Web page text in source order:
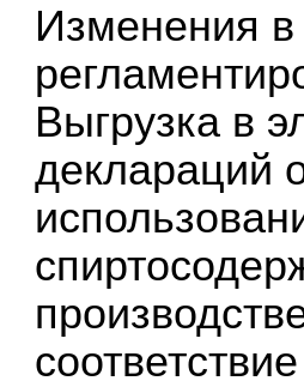
Изменения
Выгрузка в
деклараций